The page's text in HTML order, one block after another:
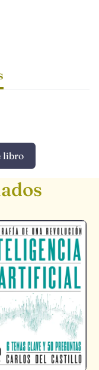
libro